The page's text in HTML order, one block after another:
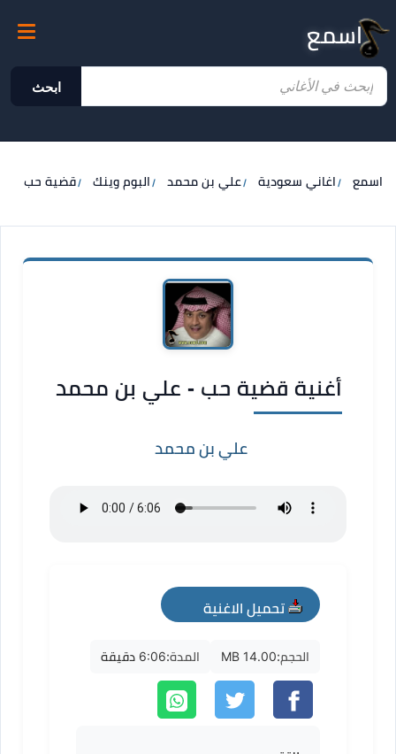
اسمع
ابحث
اسمع اغاني سعودية علي بن محمد البوم وينك قضية حب
أغنية قضية حب - علي بن محمد
علي بن محمد
تحميل الاغنية
mp3
الحجم:14.00 MB المدة:6:06 دقيقة